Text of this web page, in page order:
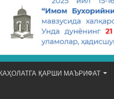
ҚАРШИ МАЪРИФАТ